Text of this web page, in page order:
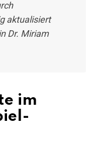
aktualisiert
Dr. Miriam
im